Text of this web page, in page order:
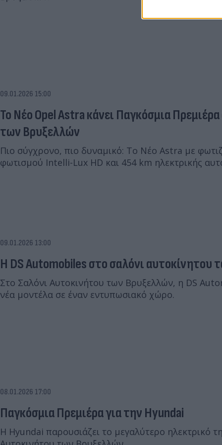
09.01.2026 15:00
Το Νέο Opel Astra κάνει Παγκόσμια
των Βρυξελλών
Πιο σύγχρονο, πιο δυναμικό: Το Νέο Astra με
φωτισμού Intelli-Lux HD και 454 km ηλεκτρικής
09.01.2026 13:00
Η DS Automobiles στο σαλόνι αυτοκίνητου
Στο Σαλόνι Αυτοκινήτου των Βρυξελλών, η DS
νέα μοντέλα σε έναν εντυπωσιακό χώρο.
08.01.2026 17:00
Παγκόσμια Πρεμιέρα για την Hyundai
Η Hyundai παρουσιάζει το μεγαλύτερο ηλεκτρικό